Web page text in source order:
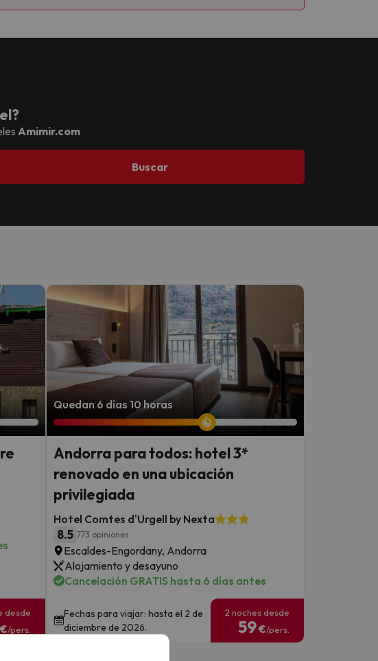
Amimir.com
Buscar
desde
€/pers.
Quedan 6 días 10 horas
Andorra para todos: hotel 3*
renovado en una ubicación
privilegiada
Hotel Comtes d'Urgell by Nexta
8.5 773 opiniones
Escaldes-Engordany, Andorra
Alojamiento y desayuno
Cancelación GRATIS hasta 6 días antes
Fechas para viajar: hasta el 2 de
diciembre de 2026.
2 noches desde
59€/pers.